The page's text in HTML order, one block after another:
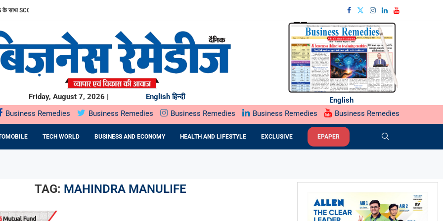
साथ SCORPIO-N के अनुभव को और बेहतर बनाया
पब्लिक ऑफरिंग (IPO) सोमवार, 10 अगस्त, 2026 को खुलेगा
सार्वजनिक निर्गम सोमवार,...
MR. RAKSHIT SINGHAL ON...
सरकार के साथ...
PLAZA में...
प्रतिष्ठित राज्य...
ने...
Friday, August 7, 2026 | English हिन्दी
English
Business Remedies Business Remedies Business Remedies Business Remedies Business Remedies
TECH WORLD BUSINESS AND ECONOMY HEALTH AND LIFESTYLE EXCLUSIVE EPAPER
TAG: MAHINDRA MANULIFE